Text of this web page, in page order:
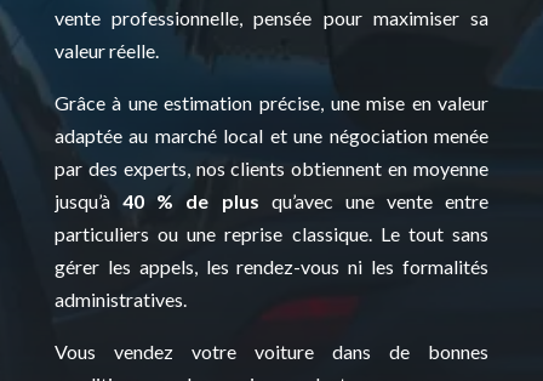
vente professionnelle, pensée pour maximiser sa
valeur réelle.
Grâce à une estimation précise, une mise en valeur
adaptée au marché local et une négociation menée
par des experts, nos clients obtiennent en moyenne
jusqu’à 40 % de plus qu’avec une vente entre
particuliers ou une reprise classique. Le tout sans
gérer les appels, les rendez-vous ni les formalités
administratives.
Vous vendez votre voiture dans de bonnes